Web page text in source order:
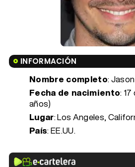
INFORMACIÓN
Nombre completo:
Fecha de nacimiento:
años)
Lugar: Los Angeles,
País: EE.UU.